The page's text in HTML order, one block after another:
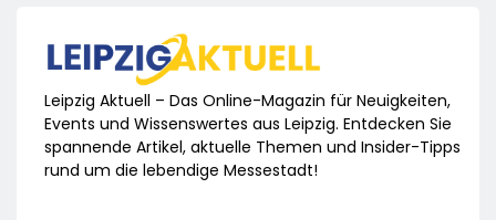
Leipzig Aktuell – Das Online-Magazin für Neuigkeiten,
Events und Wissenswertes aus Leipzig. Entdecken Sie
spannende Artikel, aktuelle Themen und Insider-Tipps
rund um die lebendige Messestadt!